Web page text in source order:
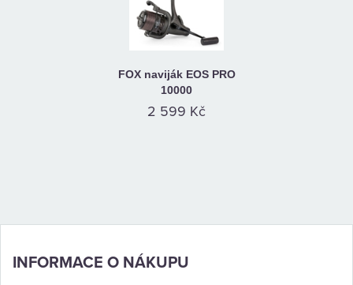
FOX naviják EOS PRO
10000
2 599 Kč
INFORMACE O NÁKUPU